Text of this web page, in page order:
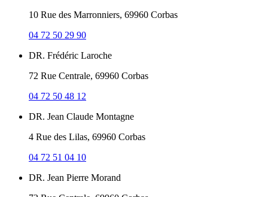
10 Rue des Marronniers, 69960 Corbas
04 72 50 29 90
DR. Frédéric Laroche
72 Rue Centrale, 69960 Corbas
04 72 50 48 12
DR. Jean Claude Montagne
4 Rue des Lilas, 69960 Corbas
04 72 51 04 10
DR. Jean Pierre Morand